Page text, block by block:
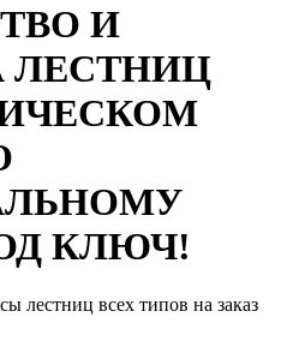
И
ЛЕСТНИЦ
КЛЮЧ!
лестниц всех типов на заказ